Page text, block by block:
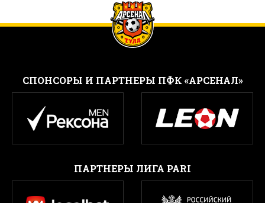
CПОНСОРЫ И ПАРТНЕРЫ ПФК «АРСЕНАЛ»
ПАРТНЕРЫ ЛИГА PARI